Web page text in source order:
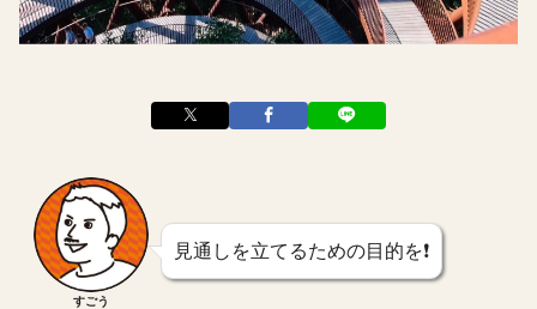
すごう
見通しを立てるための目的を❗️